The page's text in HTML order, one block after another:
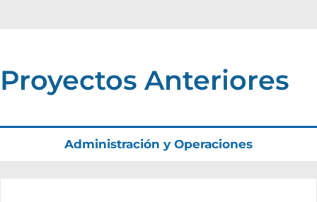
Proyectos Anteriores
Administración y Operaciones